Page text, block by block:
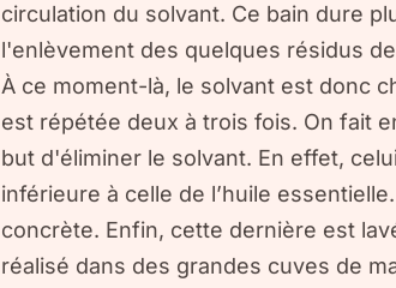
circulation du solvant. Ce bain dure
l'enlèvement des quelques résidus
À ce moment-là, le solvant est donc
est répétée deux à trois fois. On fait
but d'éliminer le solvant. En effet,
inférieure à celle de l’huile
concrète. Enfin, cette dernière est
réalisé dans des grandes cuves de